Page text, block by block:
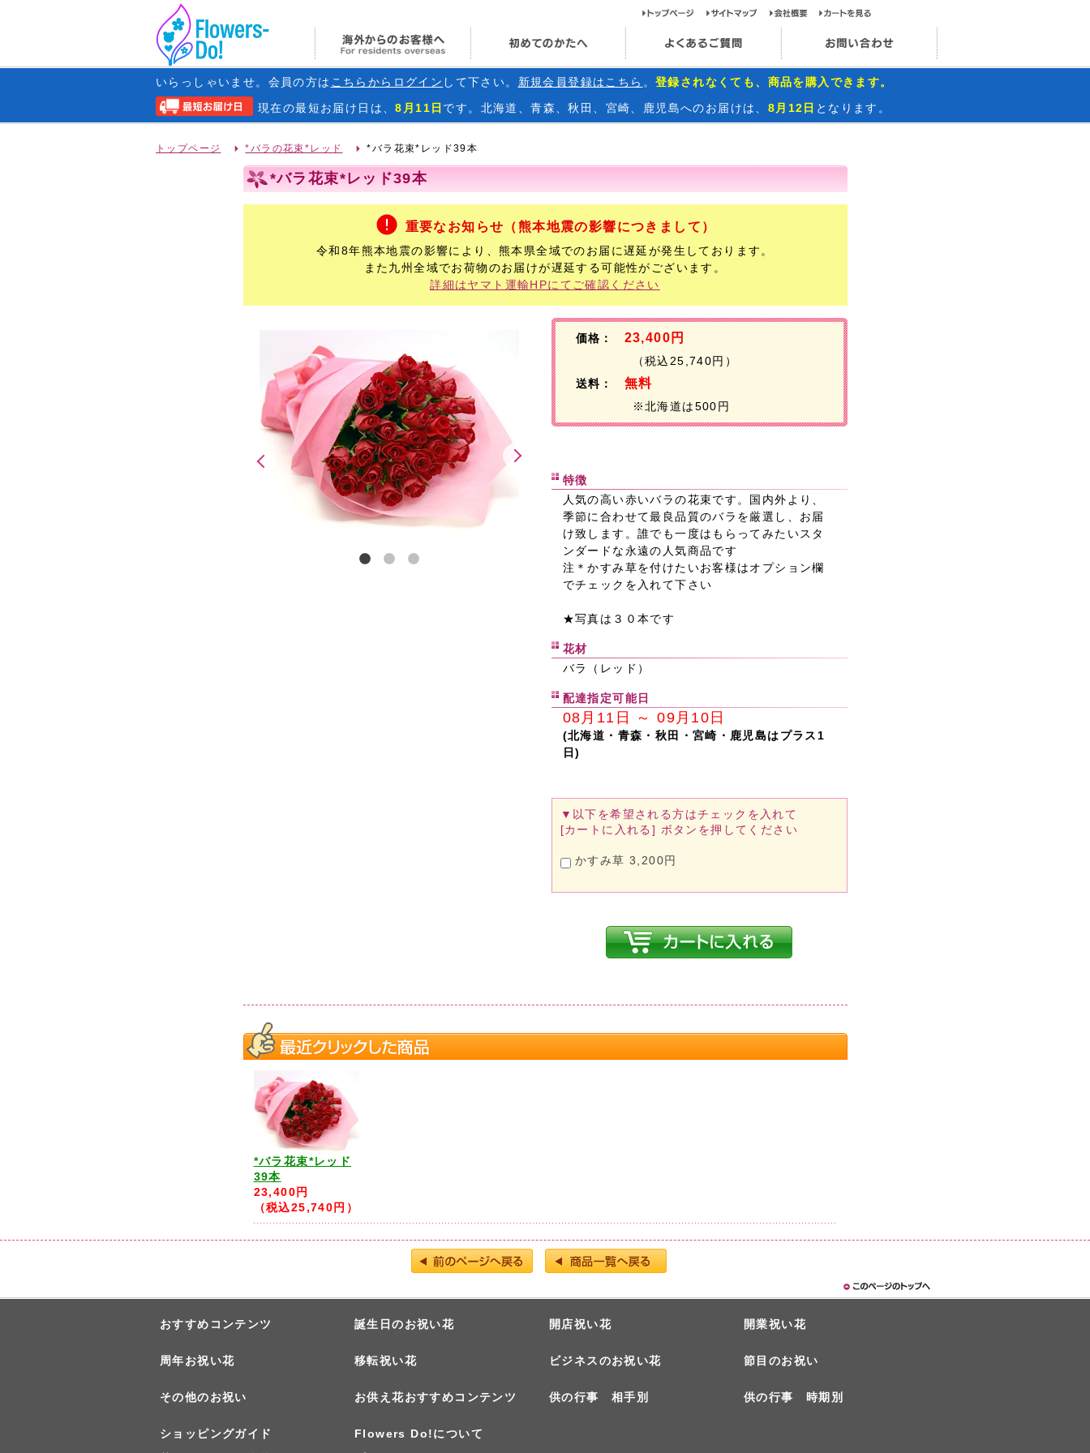
トップページサイトマップ会社概要
お問い合わせ
海外からのお客様へ 初めてのかたへ よくあるご質問 お問い合わせ
いらっしゃいませ。会員の方は こちらからログイン して下さい。 新規会員登録はこちら 。登録されなくても、商品を購入できます。
現在の最短お届け日 は、8月11日 です。北海道、青森、秋田、宮崎、鹿児島へのお届けは、 8月12日 となります。
トップページ *バラの花束*レッド *バラ花束*レッド39本
*バラ花束*レッド39本
重要なお知らせ（熊本地震の影響につきまして）
令和8年熊本地震の影響により、熊本県全域でのお届に遅延が発生しております。
また九州全域でお荷物のお届けが遅延する可能性がございます。
詳細はヤマト運輸HPにてご確認ください
価格： 23,400円
（税込25,740円）
送料：
無料
※北海道は500円
特徴
人気の高い赤いバラの花束です。国内外より、
季節に合わせて最良品質のバラを厳選し、お届
け致します。誰でも一度はもらってみたいスタ
ンダードな永遠の人気商品です
注＊かすみ草を付けたいお客様はオプション欄
でチェックを入れて下さい
★写真は３０本です
花材
バラ（レッド）
配達指定可能日
08月11日 ～ 09月10日
(北海道・青森・秋田・宮崎・鹿児島はプラス1
日)
▼以下を希望される方はチェックを入れて
[カートに入れる] ボタンを押してください
かすみ草 3,200円
*バラ花束*レッド
39本
23,400円
（税込25,740円）
おすすめコンテンツ 誕生日のお祝い花 開店祝い花 開業祝い花
周年お祝い花 移転祝い花 ビジネスのお祝い花 節目のお祝い
その他のお祝い お供え花おすすめコンテンツ 供の行事 相手別 供の行事 時期別
ショッピングガイド
Flowers Do!について